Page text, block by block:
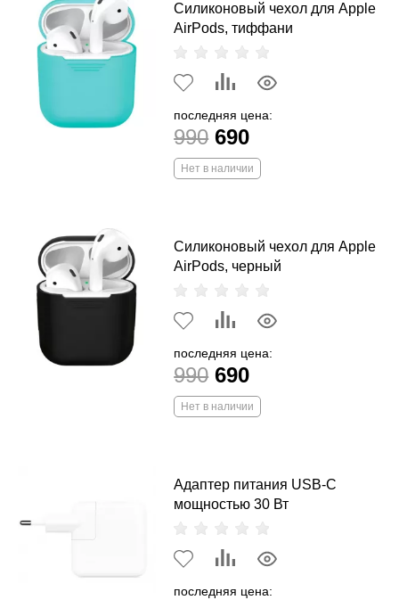
Силиконовый чехол для Apple
AirPods, тиффани
последняя цена:
990 690
Нет в наличии
Силиконовый чехол для Apple
AirPods, черный
последняя цена:
990 690
Нет в наличии
Адаптер питания USB-C
мощностью 30 Вт
последняя цена: